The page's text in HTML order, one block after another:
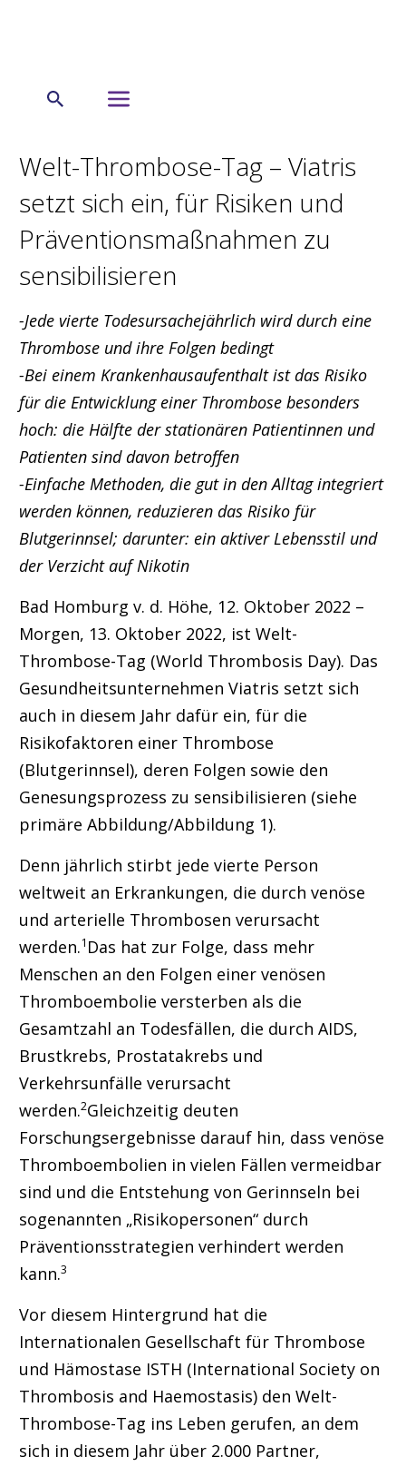
← Startseite Presseinformation
Welt-Thrombose-Tag – Viatris
setzt sich ein, für Risiken und
Präventionsmaßnahmen zu
sensibilisieren
-Jede vierte Todesursachejährlich wird durch eine
Thrombose und ihre Folgen bedingt
-Bei einem Krankenhausaufenthalt ist das Risiko
für die Entwicklung einer Thrombose besonders
hoch: die Hälfte der stationären Patientinnen und
Patienten sind davon betroffen
-Einfache Methoden, die gut in den Alltag integriert
werden können, reduzieren das Risiko für
Blutgerinnsel; darunter: ein aktiver Lebensstil und
der Verzicht auf Nikotin
Bad Homburg v. d. Höhe, 12. Oktober 2022 –
Morgen, 13. Oktober 2022, ist Welt-
Thrombose-Tag (World Thrombosis Day). Das
Gesundheitsunternehmen Viatris setzt sich
auch in diesem Jahr dafür ein, für die
Risikofaktoren einer Thrombose
(Blutgerinnsel), deren Folgen sowie den
Genesungsprozess zu sensibilisieren (siehe
primäre Abbildung/Abbildung 1).
Denn jährlich stirbt jede vierte Person
weltweit an Erkrankungen, die durch venöse
und arterielle Thrombosen verursacht
werden.1 Das hat zur Folge, dass mehr
Menschen an den Folgen einer venösen
Thromboembolie versterben als die
Gesamtzahl an Todesfällen, die durch AIDS,
Brustkrebs, Prostatakrebs und
Verkehrsunfälle verursacht
werden.2Gleichzeitig deuten
Forschungsergebnisse darauf hin, dass venöse
Thromboembolien in vielen Fällen vermeidbar
sind und die Entstehung von Gerinnseln bei
sogenannten „Risikopersonen“ durch
Präventionsstrategien verhindert werden
kann.3
Vor diesem Hintergrund hat die
Internationalen Gesellschaft für Thrombose
und Hämostase ISTH (International Society on
Thrombosis and Haemostasis) den Welt-
Thrombose-Tag ins Leben gerufen, an dem
sich in diesem Jahr über 2.000 Partner,